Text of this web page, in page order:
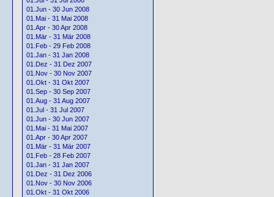
01.Jun - 30 Jun 2008
01.Mai - 31 Mai 2008
01.Apr - 30 Apr 2008
01.Mär - 31 Mär 2008
01.Feb - 29 Feb 2008
01.Jan - 31 Jan 2008
01.Dez - 31 Dez 2007
01.Nov - 30 Nov 2007
01.Okt - 31 Okt 2007
01.Sep - 30 Sep 2007
01.Aug - 31 Aug 2007
01.Jul - 31 Jul 2007
01.Jun - 30 Jun 2007
01.Mai - 31 Mai 2007
01.Apr - 30 Apr 2007
01.Mär - 31 Mär 2007
01.Feb - 28 Feb 2007
01.Jan - 31 Jan 2007
01.Dez - 31 Dez 2006
01.Nov - 30 Nov 2006
01.Okt - 31 Okt 2006